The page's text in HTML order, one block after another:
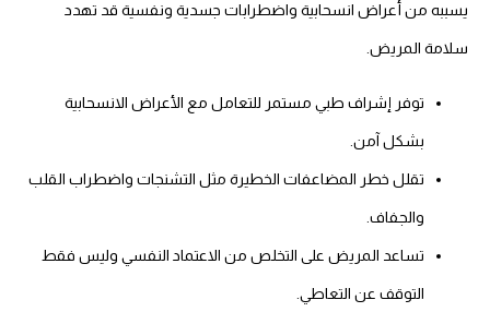
يسببه من أعراض انسحابية واضطرابات جسدية ونفسية قد تهدد
سلامة المريض.
توفر إشراف طبي مستمر للتعامل مع الأعراض الانسحابية
بشكل آمن.
تقلل خطر المضاعفات الخطيرة مثل التشنجات واضطراب القلب
والجفاف.
تساعد المريض على التخلص من الاعتماد النفسي وليس فقط
التوقف عن التعاطي.